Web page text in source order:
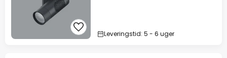
Leveringstid: 5 - 6 uger